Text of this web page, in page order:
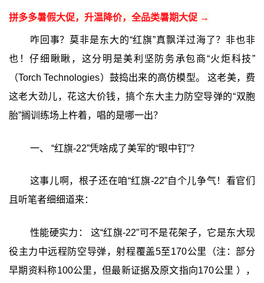
拼多多暑假大促，升温降价，全品类暑期大促 →
咋回事？莫非是东大的“红旗”真飘洋过海了？非也非
也！仔细瞅瞅，这分明是美利坚防务承包商“火炬科技”
（Torch Technologies）鼓捣出来的高仿模型。 这老美，费
这老大劲儿，花这大价钱，搞个东大主力防空导弹的“双胞
胎”搁训练场上杵着，唱的是哪一出？
一、 “红旗-22”凭啥成了美军的“眼中钉”？
这事儿啊，根子还在咱“红旗-22”自个儿争气！看官们
且听笔者细细道来：
性能硬实力： 这“红旗-22”可不是花架子，它是东大现
役主力中远程防空导弹，射程覆盖5至170公里（注：部分
早期资料称100公里，但最新证据及原文指向170公里 ），